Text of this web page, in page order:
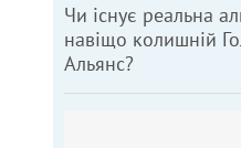
Чи існує реальна
навіщо колишній
Альянс?